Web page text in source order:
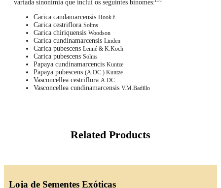
variada sinonímia que inclui os seguintes binomes:
Carica candamarcensis Hook.f.
Carica cestriflora Solms
Carica chiriquensis Woodson
Carica cundinamarcensis Linden
Carica pubescens Lenné & K.Koch
Carica pubescens Solms
Papaya cundinamarcencis Kuntze
Papaya pubescens (A.DC.) Kuntze
Vasconcellea cestriflora A.DC.
Vasconcellea cundinamarcensis V.M.Badillo
Related Products
Loja de Sementes Exóticas